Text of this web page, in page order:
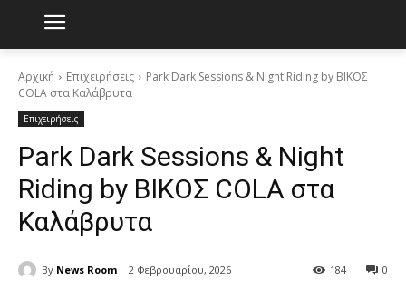
Αρχική Επιχειρήσεις
Park Dark Sessions & Night Riding by ΒΙΚΟΣ
COLA στα Καλάβρυτα
Επιχειρήσεις
Park Dark Sessions & Night
Riding by ΒΙΚΟΣ COLA στα
Καλάβρυτα
By News Room 2 Φεβρουαρίου, 2026 0
184